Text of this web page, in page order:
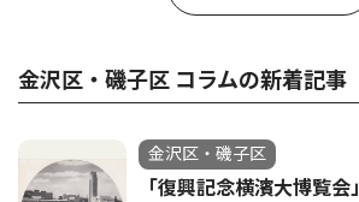
金沢区・磯子区 コラムの新着記事
金沢区・磯子区
「復興記念横濱大博覧